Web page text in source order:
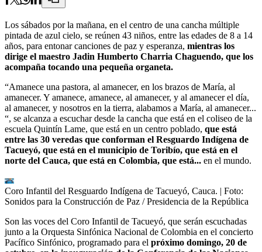
Los sábados por la mañana, en el centro de una cancha múltiple
pintada de azul cielo, se reúnen 43 niños, entre las edades de 8 a 14
años, para entonar canciones de paz y esperanza, mientras los
dirige el maestro Jadin Humberto Charria Chaguendo, que los
acompaña tocando una pequeña organeta.
“Amanece una pastora, al amanecer, en los brazos de María, al
amanecer. Y amanece, amanece, al amanecer, y al amanecer el día,
al amanecer, y nosotros en la tierra, alabamos a María, al amanecer...
“, se alcanza a escuchar desde la cancha que está en el coliseo de la
escuela Quintín Lame, que está en un centro poblado, que está
entre las 30 veredas que conforman el Resguardo Indígena de
Tacueyó, que está en el municipio de Toribío, que está en el
norte del Cauca, que está en Colombia, que está... en el mundo.
Coro Infantil del Resguardo Indígena de Tacueyó, Cauca. | Foto:
Sonidos para la Construcción de Paz / Presidencia de la República
Son las voces del Coro Infantil de Tacueyó, que serán escuchadas
junto a la Orquesta Sinfónica Nacional de Colombia en el concierto
Pacífico Sinfónico, programado para el próximo domingo, 20 de